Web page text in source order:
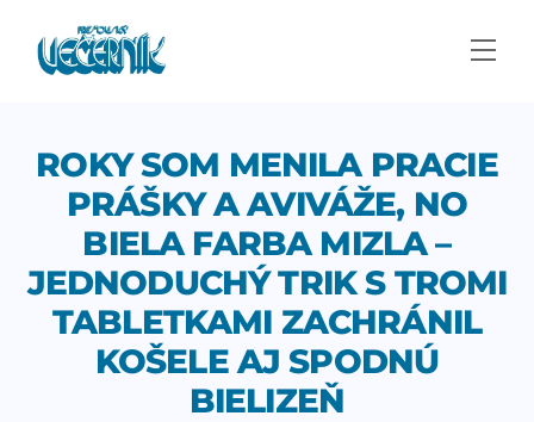
content
ROKY SOM MENILA PRACIE
PRÁŠKY A AVIVÁŽE, NO
BIELA FARBA MIZLA –
JEDNODUCHÝ TRIK S TROMI
TABLETKAMI ZACHRÁNIL
KOŠELE AJ SPODNÚ
BIELIZEŇ